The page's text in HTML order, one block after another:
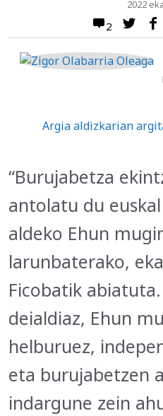
2
2022
Argia aldizkarian
“Burujabetza
antolatu du
aldeko Ehun
larunbaterako,
Ficobatik
deialdiaz, Ehun
helburuez,
eta burujabetzen
indargune zein